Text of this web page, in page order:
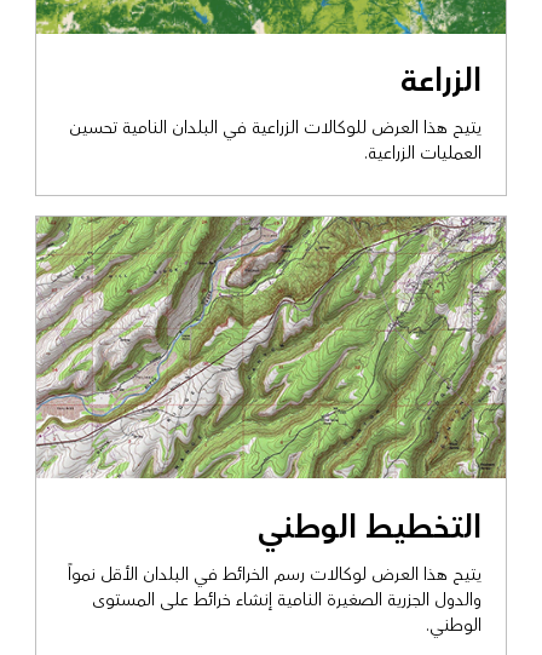
عرض التمكين الحكومي
الزراعة
يتيح هذا العرض للوكالات الزراعية في البلدان النامية تحسين
العمليات الزراعية.
التخطيط الوطني
يتيح هذا العرض لوكالات رسم الخرائط في البلدان الأقل نمواً
والدول الجزرية الصغيرة النامية إنشاء خرائط على المستوى
الوطني.